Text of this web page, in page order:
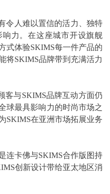
令人难以置信的活力、独特
力。在这座城市开设旗舰
式体验SKIMS每一件产品的
将SKIMS品牌带到充满活力
客与SKIMS品牌互动方面仍
球最具影响力的时尚市场之
SKIMS在亚洲市场拓展业务
连卡佛与SKIMS合作版图持
创新设计带给亚太地区消